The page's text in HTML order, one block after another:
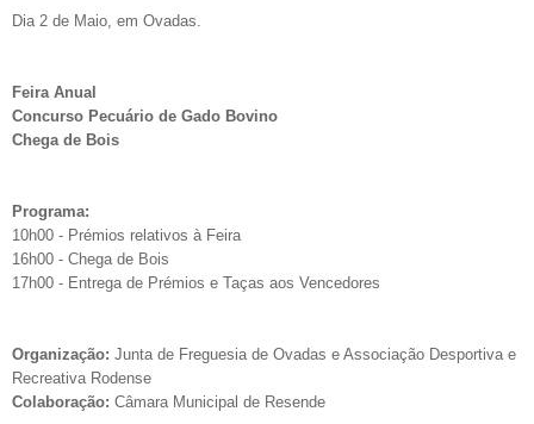
Dia 2 de Maio, em Ovadas.
Feira Anual
Concurso Pecuário de Gado Bovino
Chega de Bois
Programa:
10h00 - Prémios relativos à Feira
16h00 - Chega de Bois
17h00 - Entrega de Prémios e Taças aos Vencedores
Organização: Junta de Freguesia de Ovadas e Associação Desportiva e
Recreativa Rodense
Colaboração: Câmara Municipal de Resende